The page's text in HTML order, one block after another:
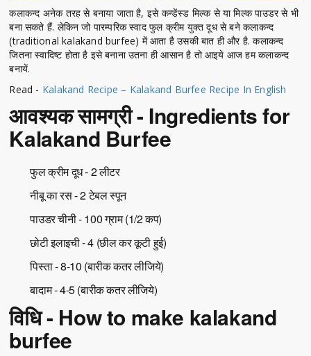
कलाकन्द अनेक तरह से बनाया जाता है, इसे कन्डेंस्ड मिल्क से या मिल्क पाउडर से भी
बना सकते हैं. लेकिन जो पारम्परिक स्वाद फुल क्रीम युक्त दूध से बने कलाकन्द
(traditional kalakand burfee) में आता है उसकी बात ही और है. कलाकन्द
जितना स्वादिष्ट होता है इसे बनाना उतना ही आसान है तो आइये आज हम कलाकन्द
बनायें.
Read - Kalakand Recipe – Kalakand Burfee Recipe In English
आवश्यक सामग्री - Ingredients for
Kalakand Burfee
फुल क्रीम दूध - 2 लीटर
नीबू का रस - 2 टेबल स्पून
पाउडर चीनी - 100 ग्राम (1/2 कप)
छोटी इलाइची - 4 (छील कर कूटी हुई)
पिस्ता - 8-10 (बारीक कतर लीजिये)
बादाम - 4-5 (बारीक कतर लीजिये)
विधि - How to make kalakand
burfee